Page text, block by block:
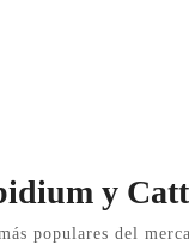
y
populares del